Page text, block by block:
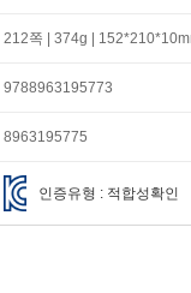
212쪽 | 374g |
9788963195773
8963195775
인증유형 : 적합성확인